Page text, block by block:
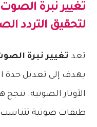
تغيير نبرة
لتحقيق التردد
تعد تغيير نبرة
الأوتار الصوتية.
طبقات صوتية